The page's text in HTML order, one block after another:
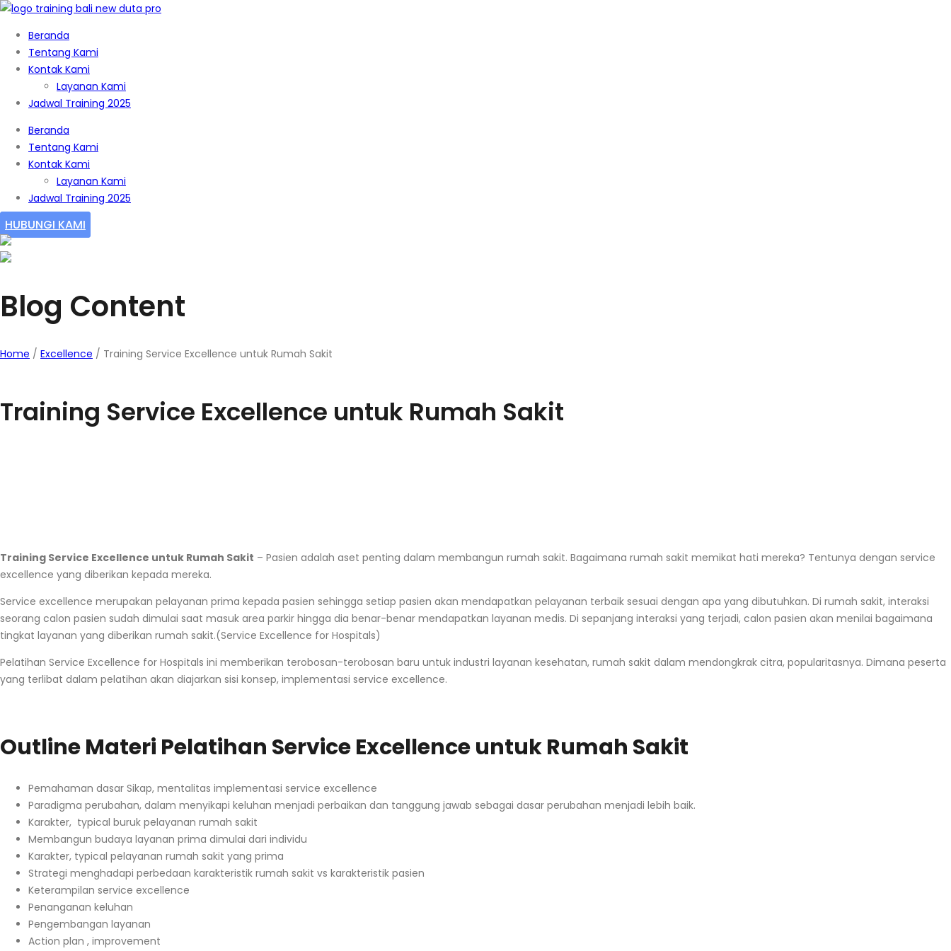
Beranda
Tentang Kami
Kontak Kami
Layanan Kami
Jadwal Training 2025
Beranda
Tentang Kami
Kontak Kami
Layanan Kami
Jadwal Training 2025
HUBUNGI KAMI
Blog Content
Home / Excellence / Training Service Excellence untuk Rumah Sakit
Training Service Excellence untuk Rumah Sakit
Training Service Excellence untuk Rumah Sakit – Pasien adalah aset penting dalam membangun rumah sakit. Bagaimana rumah sakit memikat hati mereka? Tentunya dengan service
excellence yang diberikan kepada mereka.
Service excellence merupakan pelayanan prima kepada pasien sehingga setiap pasien akan mendapatkan pelayanan terbaik sesuai dengan apa yang dibutuhkan. Di rumah sakit, interaksi
seorang calon pasien sudah dimulai saat masuk area parkir hingga dia benar-benar mendapatkan layanan medis. Di sepanjang interaksi yang terjadi, calon pasien akan menilai bagaimana
tingkat layanan yang diberikan rumah sakit.(Service Excellence for Hospitals)
Pelatihan Service Excellence for Hospitals ini memberikan terobosan-terobosan baru untuk industri layanan kesehatan, rumah sakit dalam mendongkrak citra, popularitasnya. Dimana peserta
yang terlibat dalam pelatihan akan diajarkan sisi konsep, implementasi service excellence.
Outline Materi Pelatihan Service Excellence untuk Rumah Sakit
Pemahaman dasar Sikap, mentalitas implementasi service excellence
Paradigma perubahan, dalam menyikapi keluhan menjadi perbaikan dan tanggung jawab sebagai dasar perubahan menjadi lebih baik.
Karakter, typical buruk pelayanan rumah sakit
Membangun budaya layanan prima dimulai dari individu
Karakter, typical pelayanan rumah sakit yang prima
Strategi menghadapi perbedaan karakteristik rumah sakit vs karakteristik pasien
Keterampilan service excellence
Penanganan keluhan
Pengembangan layanan
Action plan , improvement